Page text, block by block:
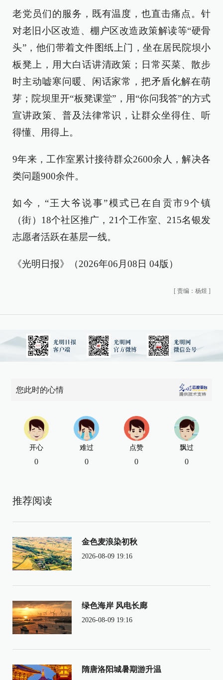
老党员们的服务，既有温度，也直击痛点。针
对老旧小区改造、棚户区改造政策解读等“硬骨
头”，他们带着文件图纸上门，坐在居民院坝小
板凳上，用大白话讲清政策；日常买菜、散步
时主动嘘寒问暖、闲话家常，把矛盾化解在萌
芽；院坝里开“板凳课堂”，用“你问我答”的方式
宣讲政策、普及法律常识，让群众坐得住、听
得懂、用得上。
9年来，工作室累计接待群众2600余人，解决各
类问题900余件。
如今，“王大爷说事”模式已在自贡市9个镇
（街）18个社区推广，21个工作室、215名银发
志愿者活跃在基层一线。
《光明日报》（2026年06月08日 04版）
[ 责编：杨煜 ]
您此时的心情
开心
0
难过
0
点赞
0
飘过
0
推荐阅读
金色麦浪染初秋
2026-08-09 19:16
绿色海岸 风电长廊
2026-08-09 19:16
隋唐洛阳城暑期游升温